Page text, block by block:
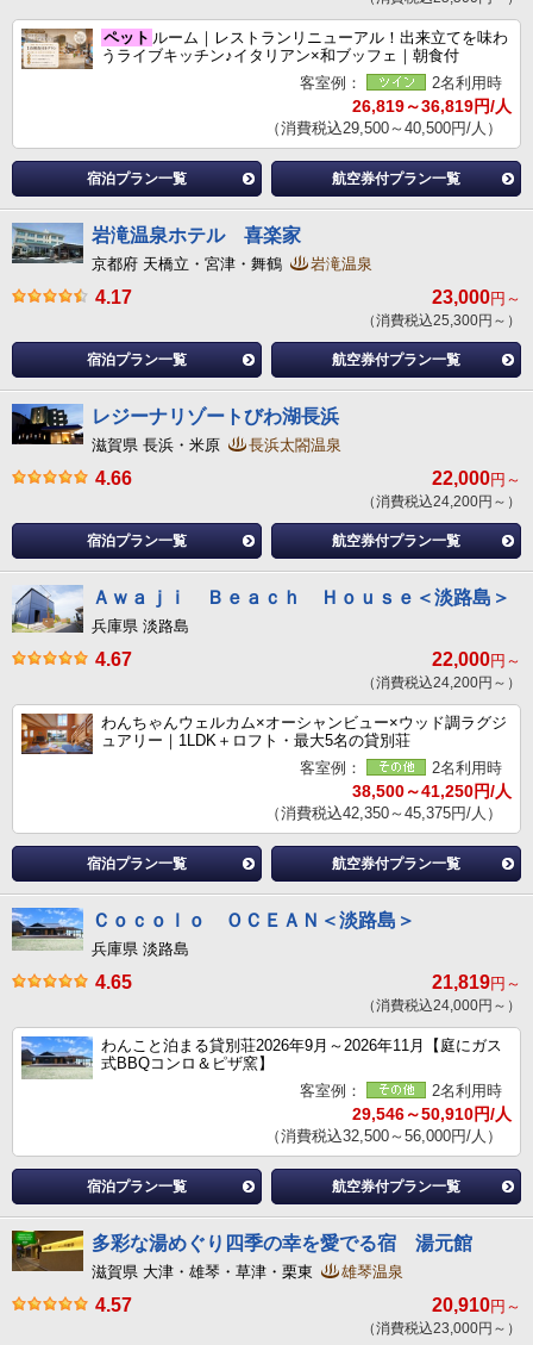
ペット ルーム｜レストランリニューアル！出来立てを味わ
うライブキッチン♪イタリアン×和ブッフェ｜朝食付
客室例：
2名利用時
26,819～36,819円/人
（消費税込29,500～40,500円/人）
宿泊プラン一覧 航空券付プラン一覧
岩滝温泉ホテル 喜楽家
京都府 天橋立・宮津・舞鶴 岩滝温泉
4.17 23,000円～
（消費税込25,300円～）
宿泊プラン一覧 航空券付プラン一覧
レジーナリゾートびわ湖長浜
滋賀県 長浜・米原 長浜太閤温泉
4.66 22,000円～
（消費税込24,200円～）
宿泊プラン一覧 航空券付プラン一覧
Ａｗａｊｉ Ｂｅａｃｈ Ｈｏｕｓｅ＜淡路島＞
兵庫県 淡路島
4.67 22,000円～
（消費税込24,200円～）
わんちゃんウェルカム×オーシャンビュー×ウッド調ラグジ
ュアリー｜1LDK＋ロフト・最大5名の貸別荘
客室例：
2名利用時
38,500～41,250円/人
（消費税込42,350～45,375円/人）
宿泊プラン一覧 航空券付プラン一覧
Ｃｏｃｏｌｏ ＯＣＥＡＮ＜淡路島＞
兵庫県 淡路島
4.65 21,819円～
（消費税込24,000円～）
わんこと泊まる貸別荘2026年9月～2026年11月【庭にガス
式BBQコンロ＆ピザ窯】
客室例：
2名利用時
29,546～50,910円/人
（消費税込32,500～56,000円/人）
宿泊プラン一覧 航空券付プラン一覧
多彩な湯めぐり四季の幸を愛でる宿 湯元館
滋賀県 大津・雄琴・草津・栗東 雄琴温泉
4.57 20,910円～
（消費税込23,000円～）